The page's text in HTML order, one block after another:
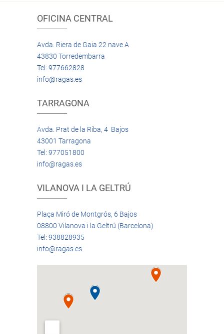
OFICINA CENTRAL
Avda. Riera de Gaia 22 nave A
43830 Torredembarra
Tel: 977662828
info@ragas.es
TARRAGONA
Avda. Prat de la Riba, 4 Bajos
43001 Tarragona
Tel: 977051800
info@ragas.es
VILANOVA I LA GELTRÚ
Plaça Miró de Montgrós, 6 Bajos
08800 Vilanova i la Geltrú (Barcelona)
Tel: 938828935
info@ragas.es